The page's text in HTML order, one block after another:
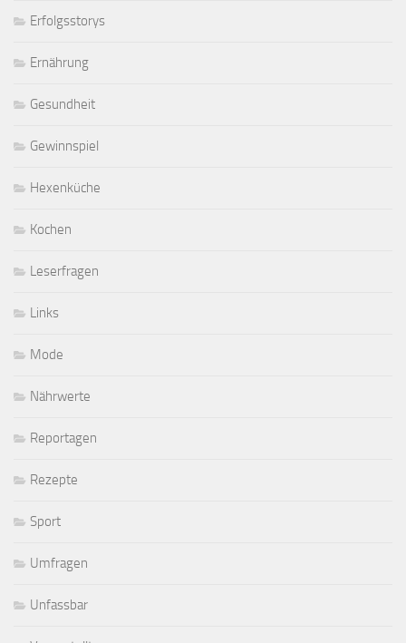
Erfolgsstorys
Ernährung
Gesundheit
Gewinnspiel
Hexenküche
Kochen
Leserfragen
Links
Mode
Nährwerte
Reportagen
Rezepte
Sport
Umfragen
Unfassbar